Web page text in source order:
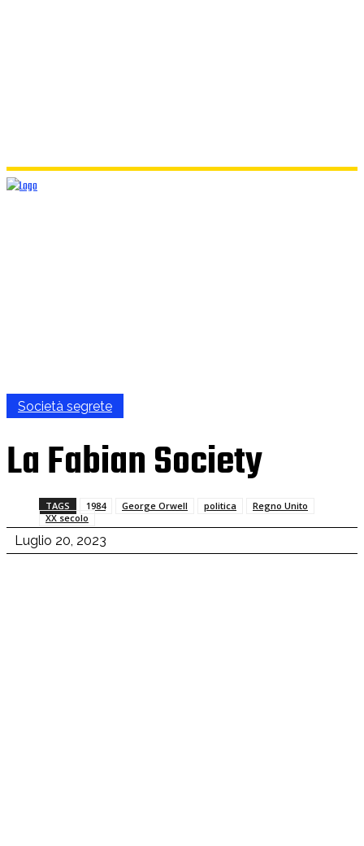
Società segrete
La Fabian Society
TAGS 1984 George Orwell politica
Regno Unito
XX secolo
Luglio 20, 2023